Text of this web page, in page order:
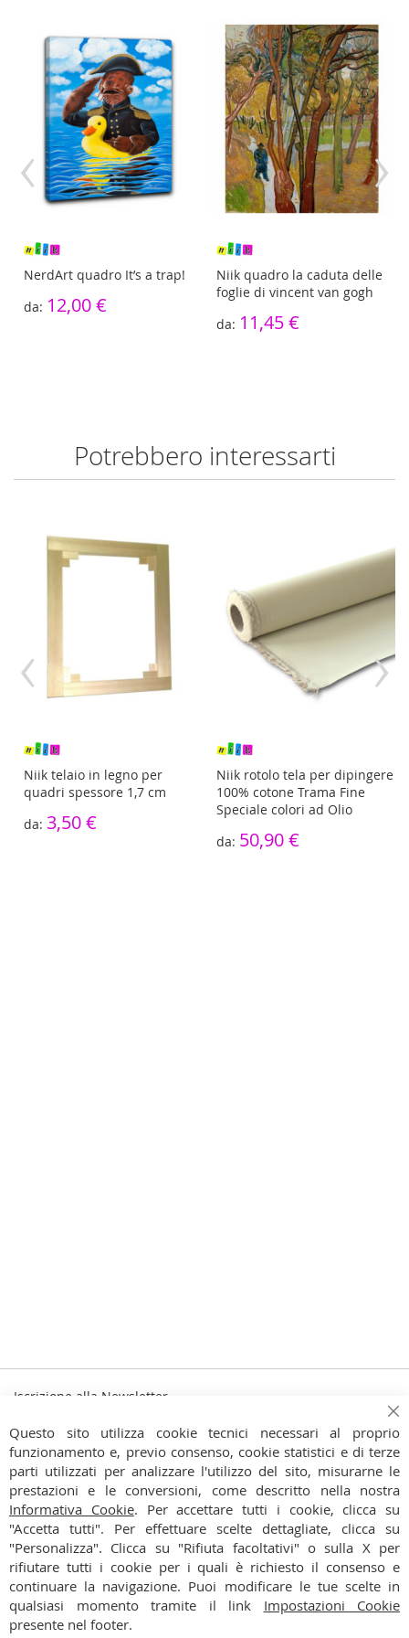
NerdArt quadro It’s a trap!
12,00 €
Niik quadro la caduta delle
foglie di vincent van gogh
11,45 €
‹ ›
Potrebbero interessarti
Niik telaio in legno per
quadri spessore 1,7 cm
3,50 €
Niik rotolo tela per dipingere
100% cotone Trama Fine
Speciale colori ad Olio
50,90 €
‹ ›
Iscrizione alla Newsletter
alla
nostra
Newsletter:
Iscriviti
Ho preso visione dell'Informativa Privacy
CONTATTI
CONDIZIONI
PAGAMENTI
Questo sito utilizza cookie tecnici necessari al proprio
funzionamento e, previo consenso, cookie statistici e di terze
parti utilizzati per analizzare l'utilizzo del sito, misurarne le
prestazioni e le conversioni, come descritto nella nostra
Informativa Cookie. Per accettare tutti i cookie, clicca su
"Accetta tutti". Per effettuare scelte dettagliate, clicca su
"Personalizza". Clicca su "Rifiuta facoltativi" o sulla X per
rifiutare tutti i cookie per i quali è richiesto il consenso e
continuare la navigazione. Puoi modificare le tue scelte in
qualsiasi momento tramite il link Impostazioni Cookie
presente nel footer.